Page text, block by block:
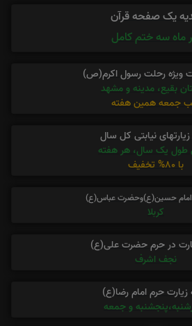
یک صفحه قرآن
ماه سه ختم کامل
ویژه رحلت رسول اکرم(ص)
بقیع، مدینه و مشهد
جمعه همین هفته
نیابتی کل سال
طول یک سال، هر هفته
با 80% تخفیف
امام حسین(ع)وحضرت عباس(ع)
کربلا
در حرم حضرت علی(ع)
نجف اشرف
حرم امام رضا(ع)
و جمعه